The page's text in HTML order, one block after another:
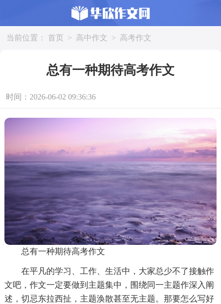
当前位置： 首页 > 高中作文 > 高考作文
总有一种期待高考作文
时间：2026-06-02 09:36:36
总有一种期待高考作文
在平凡的学习、工作、生活中，大家总少不了接触作
文吧，作文一定要做到主题集中，围绕同一主题作深入阐
述，切忌东拉西扯，主题涣散甚至无主题。那要怎么写好